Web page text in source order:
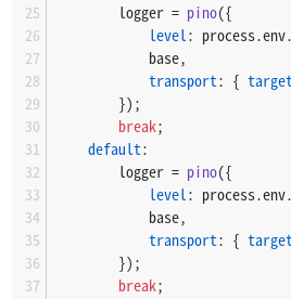
        logger =
pino({
level: process.env.
            base,
transport: {
        });
break;
default:
        logger =
pino({
level: process.env.
            base,
transport: {
        });
break;